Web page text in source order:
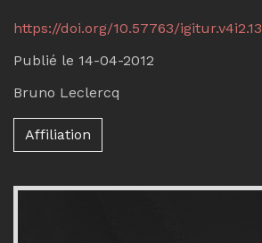
https://doi.org/10.57763/igitur.v4i2.13
Publié le 14-04-2012
Bruno Leclercq
Affiliation